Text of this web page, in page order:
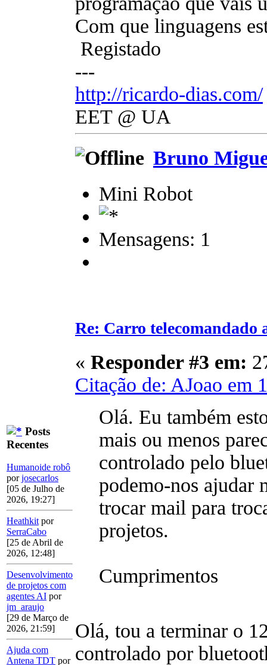
Posts
Recentes
Humanoide robô
porjosecarlos
[05 de Julho de
2026, 19:27]
Heathkit por
SerraCabo
[25 de Abril de
2026, 12:48]
Desenvolvimento
de projetos com
agentes AI por
jm_araujo
[29 de Março de
2026, 21:59]
Ajuda com
Antena TDT por
Com que linguagens
Registado
---
http://ricardo-dias.com/
EET @ UA
Bruno
Mini Robot
Mensagens: 1
Re: Carro telecomandado
« Responder #3 em:
Citação de: AJoao em
Olá. Eu também
mais ou menos
controlado pelo
podemo-nos ajudar
trocar mail para
projetos.
Cumprimentos
Olá, tou a terminar o
controlado por